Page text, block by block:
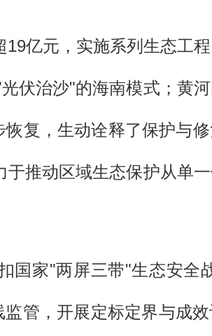
亿元，实施系列生态工
伏治沙"的海南模式；黄
复，生动诠释了保护与
推动区域生态保护从单
国家"两屏三带"生态安全
管，开展定标定界与成